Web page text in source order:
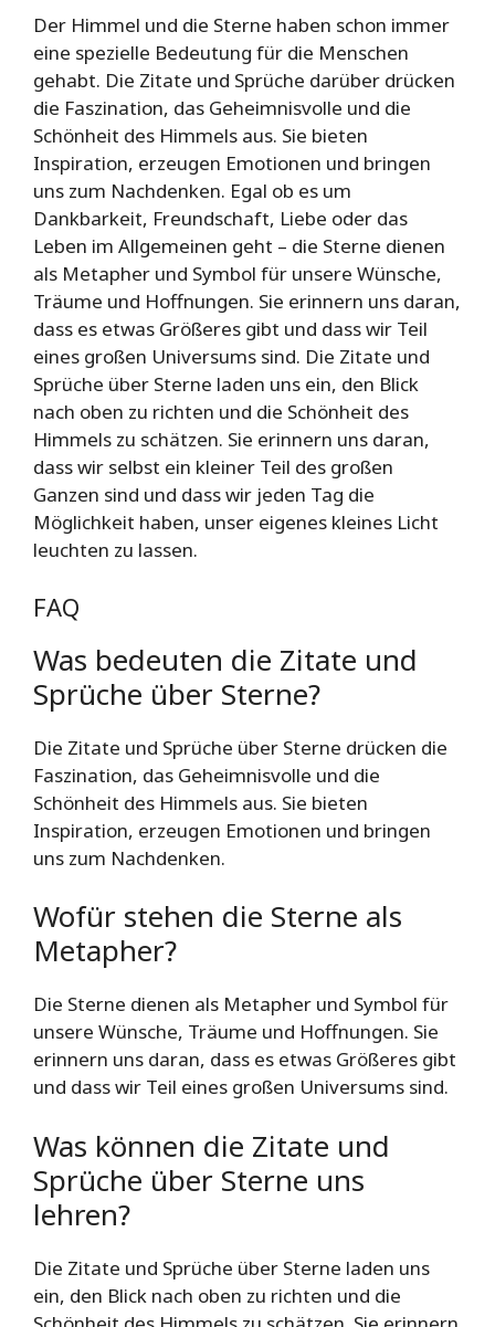
Der Himmel und die Sterne haben schon immer
eine spezielle Bedeutung für die Menschen
gehabt. Die Zitate und Sprüche darüber drücken
die Faszination, das Geheimnisvolle und die
Schönheit des Himmels aus. Sie bieten
Inspiration, erzeugen Emotionen und bringen
uns zum Nachdenken. Egal ob es um
Dankbarkeit, Freundschaft, Liebe oder das
Leben im Allgemeinen geht – die Sterne dienen
als Metapher und Symbol für unsere Wünsche,
Träume und Hoffnungen. Sie erinnern uns daran,
dass es etwas Größeres gibt und dass wir Teil
eines großen Universums sind. Die Zitate und
Sprüche über Sterne laden uns ein, den Blick
nach oben zu richten und die Schönheit des
Himmels zu schätzen. Sie erinnern uns daran,
dass wir selbst ein kleiner Teil des großen
Ganzen sind und dass wir jeden Tag die
Möglichkeit haben, unser eigenes kleines Licht
leuchten zu lassen.
FAQ
Was bedeuten die Zitate und
Sprüche über Sterne?
Die Zitate und Sprüche über Sterne drücken die
Faszination, das Geheimnisvolle und die
Schönheit des Himmels aus. Sie bieten
Inspiration, erzeugen Emotionen und bringen
uns zum Nachdenken.
Wofür stehen die Sterne als
Metapher?
Die Sterne dienen als Metapher und Symbol für
unsere Wünsche, Träume und Hoffnungen. Sie
erinnern uns daran, dass es etwas Größeres gibt
und dass wir Teil eines großen Universums sind.
Was können die Zitate und
Sprüche über Sterne uns
lehren?
Die Zitate und Sprüche über Sterne laden uns
ein, den Blick nach oben zu richten und die